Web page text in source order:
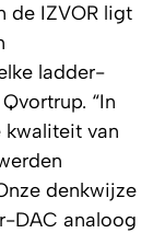
de IZVOR ligt
ladder-
“In
kwaliteit van
denkwijze
DAC analoog